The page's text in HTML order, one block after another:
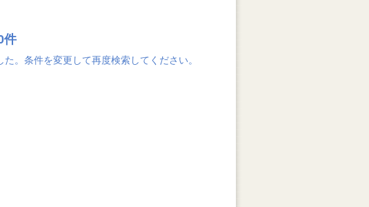
件
。条件を変更して再度検索してください。